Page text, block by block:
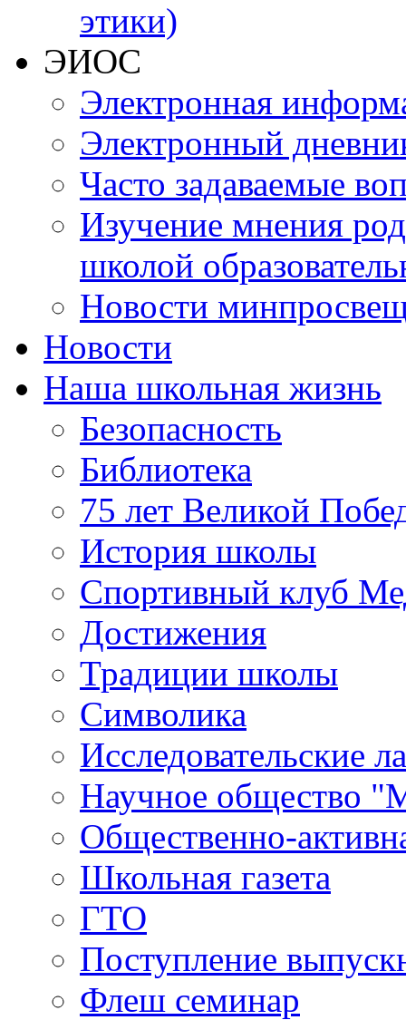
этики)
ЭИОС
Электронная
Электронный
Часто задаваемые
Изучение мнения
школой
Новости
Новости
Наша школьная жизнь
Безопасность
Библиотека
75 лет Великой
История школы
Спортивный клуб
Достижения
Традиции школы
Символика
Исследовательские
Научное общество
Общественно-
Школьная газета
ГТО
Поступление
Флеш семинар